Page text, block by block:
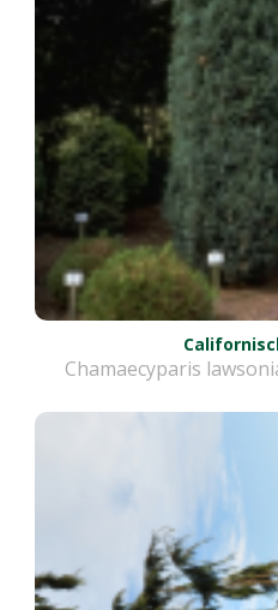
Chamaecyparis